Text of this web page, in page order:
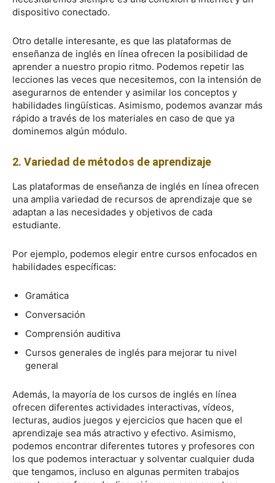
dispositivo conectado.
Otro detalle interesante, es que las plataformas de
enseñanza de inglés en línea ofrecen la posibilidad de
aprender a nuestro propio ritmo. Podemos repetir las
lecciones las veces que necesitemos, con la intensión de
asegurarnos de entender y asimilar los conceptos y
habilidades lingüísticas. Asimismo, podemos avanzar más
rápido a través de los materiales en caso de que ya
dominemos algún módulo.
2. Variedad de métodos de aprendizaje
Las plataformas de enseñanza de inglés en línea ofrecen
una amplia variedad de recursos de aprendizaje que se
adaptan a las necesidades y objetivos de cada
estudiante.
Por ejemplo, podemos elegir entre cursos enfocados en
habilidades específicas:
Gramática
Conversación
Comprensión auditiva
Cursos generales de inglés para mejorar tu nivel
general
Además, la mayoría de los cursos de inglés en línea
ofrecen diferentes actividades interactivas, vídeos,
lecturas, audios juegos y ejercicios que hacen que el
aprendizaje sea más atractivo y efectivo. Asimismo,
podemos encontrar diferentes tutores y profesores con
los que podemos interactuar y solventar cualquier duda
que tengamos, incluso en algunas permiten trabajos